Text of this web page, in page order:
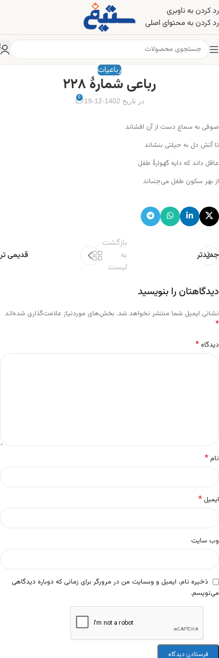
رد کردن به ناوبری
رد کردن به محتوای اصلی
رباعیات
رباعی شمارهٔ ۲۲۸
در تاریخ 1402-12-19 0
صوفی به سماع دست از آن افشاند
تا آتش دل به حیلتی بنشاند
عاقل داند که دایه گهوارهٔ طفل
از بهر سکون طفل می‌جنباند
جدیدتر
بازگشت
به
لیست
قدیمی تر
دیدگاهتان را بنویسید
نشانی ایمیل شما منتشر نخواهد شد. بخش‌های موردنیاز علامت‌گذاری شده‌اند
*
دیدگاه*
نام*
ایمیل*
وب‌ سایت
ذخیره نام، ایمیل و وبسایت من در مرورگر برای زمانی که دوباره دیدگاهی
می‌نویسم.